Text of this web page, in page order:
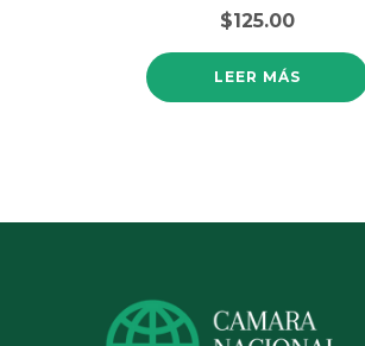
$125.00
LEER MÁS